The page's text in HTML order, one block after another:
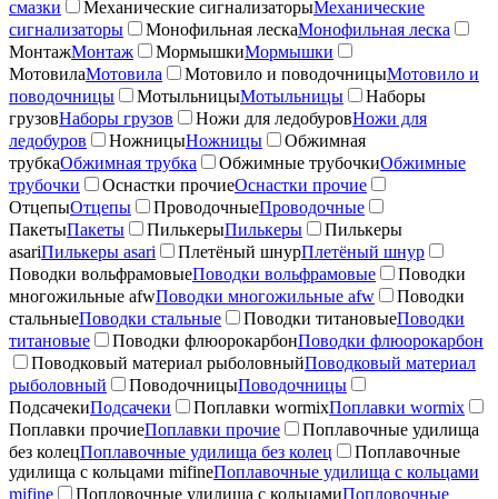
смазки
Механические сигнализаторыМеханические
сигнализаторы
Монофильная лескаМонофильная леска
МонтажМонтаж МормышкиМормышки
МотовилаМотовила Мотовило и поводочницыМотовило и
поводочницы
МотыльницыМотыльницы
Наборы
грузовНаборы грузов Ножи для ледобуровНожи для
ледобуров
НожницыНожницы
Обжимная
трубкаОбжимная трубка Обжимные трубочкиОбжимные
трубочки
Оснастки прочиеОснастки прочие
ОтцепыОтцепы ПроводочныеПроводочные
ПакетыПакеты ПилькерыПилькеры
Пилькеры
asariПилькеры asari Плетёный шнурПлетёный шнур
Поводки вольфрамовыеПоводки вольфрамовые
Поводки
многожильные afwПоводки многожильные afw
Поводки
стальныеПоводки стальные Поводки титановыеПоводки
титановые
Поводки флюорокарбонПоводки флюорокарбон
Поводковый материал рыболовныйПоводковый материал
рыболовный
ПоводочницыПоводочницы
ПодсачекиПодсачеки Поплавки wormixПоплавки wormix
Поплавки прочиеПоплавки прочие
Поплавочные удилища
без колецПоплавочные удилища без колец
Поплавочные
удилища с кольцами mifineПоплавочные удилища с кольцами
mifine
Попловочные удилища с кольцамиПопловочные